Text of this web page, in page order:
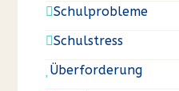
Schulprobleme
Schulstress
Überforderung